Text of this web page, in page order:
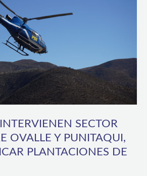
SECTOR
OVALLE Y PUNITAQUI,
PLANTACIONES DE